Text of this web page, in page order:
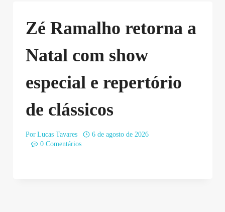
Zé Ramalho retorna a
Natal com show
especial e repertório
de clássicos
Por Lucas Tavares
6 de agosto de 2026
0 Comentários